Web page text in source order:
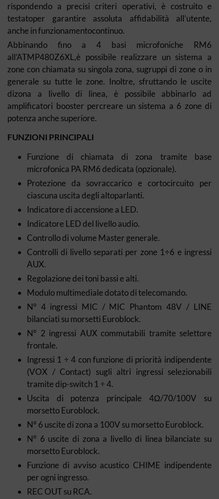
rispondendo a precisi criteri operativi, è costruito e
testatoper garantire assoluta affidabilità all’utente,
anche in funzionamentocontinuo.
Abbinando fino a 4 basi microfoniche RM6
all’ATMP480Z6XL,è possibile realizzare un sistema a
zone con chiamata su singola zona, sugruppi di zone o in
generale su tutte le zone. Inoltre, sfruttando le uscite
dizona a livello di linea, è possibile abbinarlo ad
amplificatori booster percreare un sistema a 6 zone di
potenza anche superiore.
FUNZIONI PRINCIPALI
Funzione di chiamata di zona tramite base
microfonica PA RM6 dedicata (opzionale).
Protezione da sovraccarico e cortocircuito per
ciascuna uscita degli altoparlanti.
Indicatore di accensione a LED.
Indicatore LED del livello audio.
Controllo di volume Master generale.
Controlli di livello separati per zone 1÷6 e ingressi
AUX.
Regolazione dei toni bassi e alti.
Modulo multimediale dotato di telecomando.
N° 4 ingressi MIC / MIC Phantom 48V / LINE
bilanciati su morsetti Euroblock.
N° 2 ingressi AUX commutabili tramite selettore
frontale.
Ingressi 1 ÷ 4 con funzione di priorità indipendente
(VOX / Contact) sugli altri ingressi selezionabili
tramite dip-switch 1 ÷ 4.
Uscita di potenza principale 4Ω/70/100V su
morsetto Euroblock.
N° 6 uscite di zona a 100V su morsetto Euroblock.
N° 6 uscite di zona a livello di linea bilanciate su
morsetto Euroblock.
Funzione di avviso acustico CHIME indipendente
per ogni ingresso.
REC OUT su RCA.